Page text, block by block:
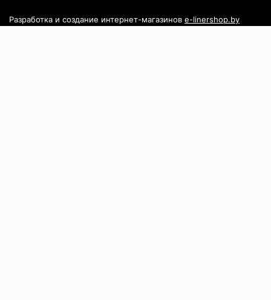
Разработка и создание интернет-магазинов e-linershop.by